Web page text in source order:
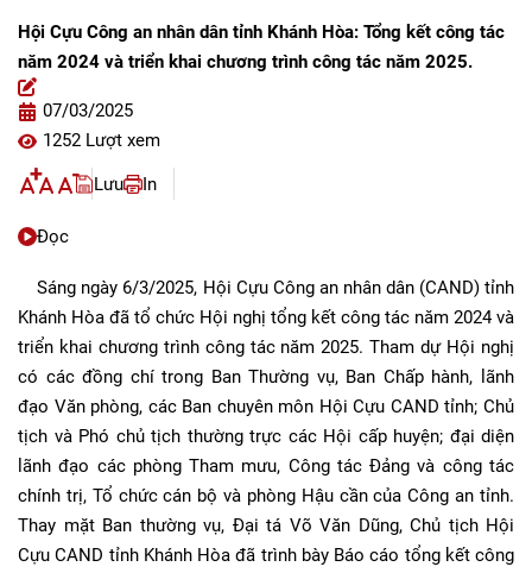
Hội Cựu Công an nhân dân tỉnh Khánh Hòa: Tổng kết công tác
năm 2024 và triển khai chương trình công tác năm 2025.
07/03/2025
1252 Lượt xem
Lưu In
Đọc
Sáng ngày 6/3/2025, Hội Cựu Công an nhân dân (CAND) tỉnh
Khánh Hòa đã tổ chức Hội nghị tổng kết công tác năm 2024 và
triển khai chương trình công tác năm 2025. Tham dự Hội nghị
có các đồng chí trong Ban Thường vụ, Ban Chấp hành, lãnh
đạo Văn phòng, các Ban chuyên môn Hội Cựu CAND tỉnh; Chủ
tịch và Phó chủ tịch thường trực các Hội cấp huyện; đại diện
lãnh đạo các phòng Tham mưu, Công tác Đảng và công tác
chính trị, Tổ chức cán bộ và phòng Hậu cần của Công an tỉnh.
Thay mặt Ban thường vụ, Đại tá Võ Văn Dũng, Chủ tịch Hội
Cựu CAND tỉnh Khánh Hòa đã trình bày Báo cáo tổng kết công